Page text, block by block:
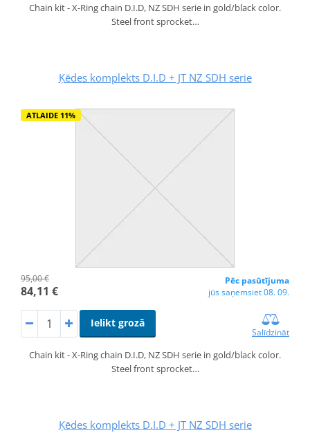
Chain kit - X-Ring chain D.I.D, NZ SDH serie in gold/black color.
Steel front sprocket…
Ķēdes komplekts D.I.D + JT NZ SDH serie
ATLAIDE 11%
95,00 €
84,11 €
Pēc pasūtījuma
jūs saņemsiet 08. 09.
Ielikt grozā
Salīdzināt
Chain kit - X-Ring chain D.I.D, NZ SDH serie in gold/black color.
Steel front sprocket…
Ķēdes komplekts D.I.D + JT NZ SDH serie